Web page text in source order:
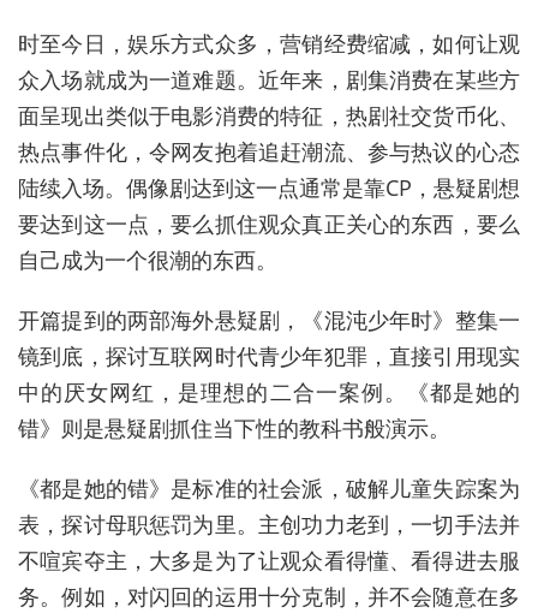
时至今日，娱乐方式众多，营销经费缩减，如何让观
众入场就成为一道难题。近年来，剧集消费在某些方
面呈现出类似于电影消费的特征，热剧社交货币化、
热点事件化，令网友抱着追赶潮流、参与热议的心态
陆续入场。偶像剧达到这一点通常是靠CP，悬疑剧想
要达到这一点，要么抓住观众真正关心的东西，要么
自己成为一个很潮的东西。
开篇提到的两部海外悬疑剧，《混沌少年时》整集一
镜到底，探讨互联网时代青少年犯罪，直接引用现实
中的厌女网红，是理想的二合一案例。《都是她的
错》则是悬疑剧抓住当下性的教科书般演示。
《都是她的错》是标准的社会派，破解儿童失踪案为
表，探讨母职惩罚为里。主创功力老到，一切手法并
不喧宾夺主，大多是为了让观众看得懂、看得进去服
务。例如，对闪回的运用十分克制，并不会随意在多